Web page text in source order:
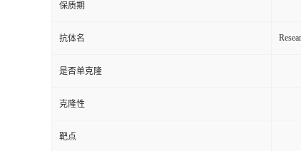
保质期
抗体名
是否单克隆
克隆性
靶点